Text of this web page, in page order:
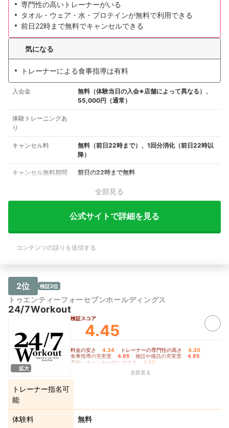
専門性の高いトレーナーがいる
タオル・ウェア・水・プロテインが無料で利用できる
前日22時まで無料でキャンセルできる
気になる
トレーナーによる食事指導は有料
入会金
無料（体験当日の入会※店舗によって異なる）、
55,000円（通常）
体験トレーニングあ
り
キャンセル料
無料（前日22時まで）、1回分消化（前日22時以
降）
キャンセル無料期間 前日の22時まで無料
全部見る
公式サイトで詳細を見る
コンテンツの誤りを送信する
2位 検証2位
トゥエンティーフォーセブンホールディングス
24/7Workout
拡大
検証スコア
4.45
料金の安さ 4.34 トレーナーの専門性の高さ 4.30
食事指導の充実度 4.65 施設や備品の充実度 4.85
予約・キャンセルのしやすさ
4.40
全部見る
トレーナー指名可
能
体験料 無料